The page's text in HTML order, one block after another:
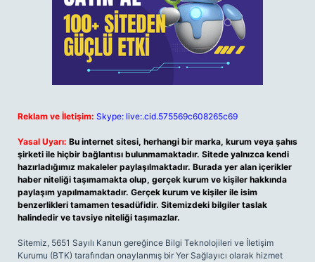
Reklam ve İletişim: Skype: live:.cid.575569c608265c69
Yasal Uyarı: Bu internet sitesi, herhangi bir marka, kurum veya şahıs
şirketi ile hiçbir bağlantısı bulunmamaktadır. Sitede yalnızca kendi
hazırladığımız makaleler paylaşılmaktadır. Burada yer alan içerikler
haber niteliği taşımamakta olup, gerçek kurum ve kişiler hakkında
paylaşım yapılmamaktadır. Gerçek kurum ve kişiler ile isim
benzerlikleri tamamen tesadüfidir. Sitemizdeki bilgiler taslak
halindedir ve tavsiye niteliği taşımazlar.
Sitemiz, 5651 Sayılı Kanun gereğince Bilgi Teknolojileri ve İletişim
Kurumu (BTK) tarafından onaylanmış bir Yer Sağlayıcı olarak hizmet